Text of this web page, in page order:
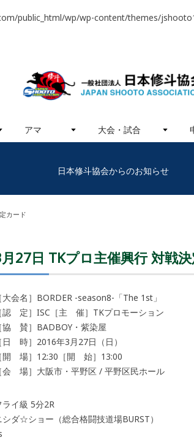
public_html/wp/wp-content/themes/
アマ 大会・試合
日本修斗協会からのお知らせ
カード
27日 TKプロ主催興行 対戦
［大会名］BORDER -season8-「The 1st」
［認 定］ISC［主 催］TKプロモーション
［協 賛］BADBOY・紫染屋
［日 時］2016年3月27日（日）
［開 場］12:30［開 始］13:00
［会 場］大阪市・平野区 / 平野区民ホール
ライ級 5分2R
シダ☆ショー（総合格闘技道場BURST）